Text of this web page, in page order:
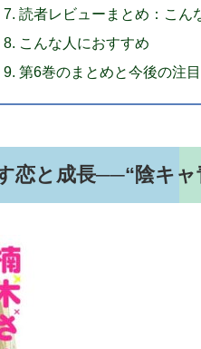
7. 読者レビューまとめ：こん
8. こんな人におすすめ
9. 第6巻のまとめと今後の注
恋と成長──“陰キャ